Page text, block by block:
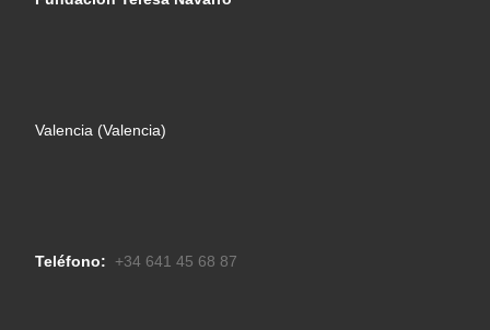
Valencia (Valencia)
Teléfono: +34 641 45 68 87